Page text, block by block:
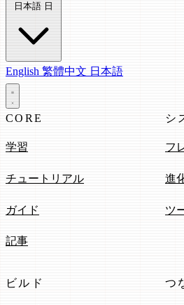
日本語 日
English 繁體中文 日本語
CORE
学習
チュートリアル
ガイド
記事
シ
フ
進
ツ
ビルド つ